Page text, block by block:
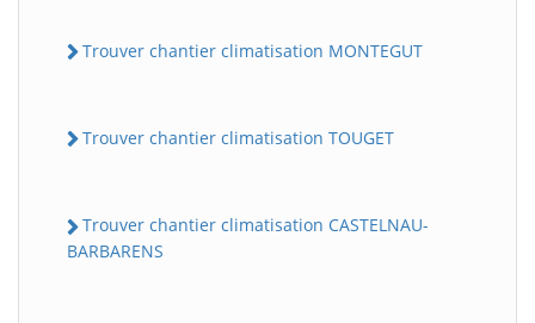
Trouver chantier climatisation MONTEGUT
Trouver chantier climatisation TOUGET
Trouver chantier climatisation CASTELNAU-
BARBARENS